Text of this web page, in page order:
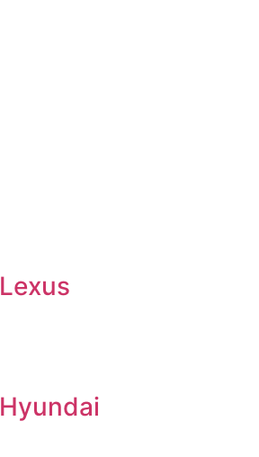
Lexus
Hyundai